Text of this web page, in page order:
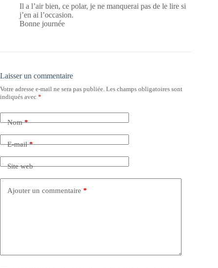
Il a l’air bien, ce polar, je ne manquerai pas de le lire si
j’en ai l’occasion.
Bonne journée
Laisser un commentaire
Votre adresse e-mail ne sera pas publiée. Les champs obligatoires sont
indiqués avec *
Nom*
E-mail*
Site web
Ajouter un commentaire *